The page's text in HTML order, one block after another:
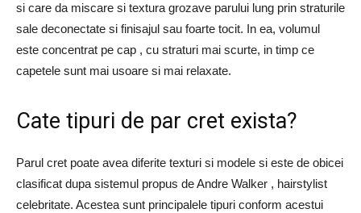
si care da miscare si textura grozave parului lung prin straturile
sale deconectate si finisajul sau foarte tocit. In ea, volumul
este concentrat pe cap , cu straturi mai scurte, in timp ce
capetele sunt mai usoare si mai relaxate.
Cate tipuri de par cret exista?
Parul cret poate avea diferite texturi si modele si este de obicei
clasificat dupa sistemul propus de Andre Walker , hairstylist
celebritate. Acestea sunt principalele tipuri conform acestui